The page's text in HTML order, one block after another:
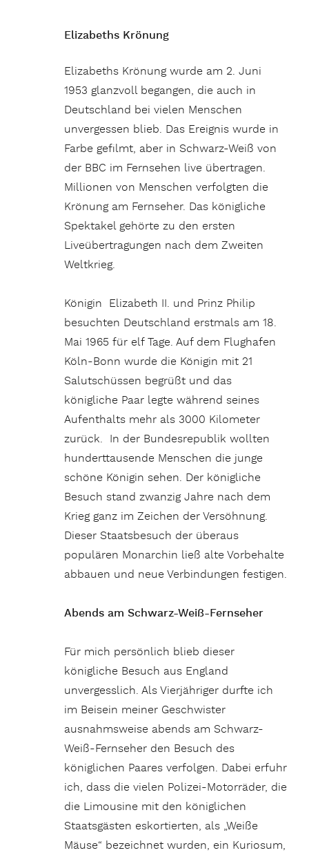
Elizabeths Krönung
Elizabeths Krönung wurde am 2. Juni
1953 glanzvoll begangen, die auch in
Deutschland bei vielen Menschen
unvergessen blieb. Das Ereignis wurde in
Farbe gefilmt, aber in Schwarz-Weiß von
der BBC im Fernsehen live übertragen.
Millionen von Menschen verfolgten die
Krönung am Fernseher. Das königliche
Spektakel gehörte zu den ersten
Liveübertragungen nach dem Zweiten
Weltkrieg.
Königin Elizabeth II. und Prinz Philip
besuchten Deutschland erstmals am 18.
Mai 1965 für elf Tage. Auf dem Flughafen
Köln-Bonn wurde die Königin mit 21
Salutschüssen begrüßt und das
königliche Paar legte während seines
Aufenthalts mehr als 3000 Kilometer
zurück. In der Bundesrepublik wollten
hunderttausende Menschen die junge
schöne Königin sehen. Der königliche
Besuch stand zwanzig Jahre nach dem
Krieg ganz im Zeichen der Versöhnung.
Dieser Staatsbesuch der überaus
populären Monarchin ließ alte Vorbehalte
abbauen und neue Verbindungen festigen.
Abends am Schwarz-Weiß-Fernseher
Für mich persönlich blieb dieser
königliche Besuch aus England
unvergesslich. Als Vierjähriger durfte ich
im Beisein meiner Geschwister
ausnahmsweise abends am Schwarz-
Weiß-Fernseher den Besuch des
königlichen Paares verfolgen. Dabei erfuhr
ich, dass die vielen Polizei-Motorräder, die
die Limousine mit den königlichen
Staatsgästen eskortierten, als „Weiße
Mäuse“ bezeichnet wurden, ein Kuriosum,